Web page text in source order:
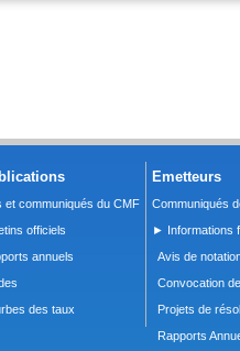
et communiqués du CMF
officiels
annuels
des taux
Emetteurs
Communiqués
► Informations
Avis de
Convocation
Projets de
Rapports